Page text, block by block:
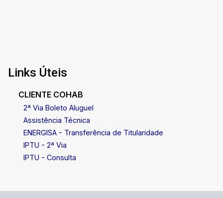
Links Úteis
CLIENTE COHAB
2ª Via Boleto Aluguel
Assistência Técnica
ENERGISA - Transferência de Titularidade
IPTU - 2ª Via
IPTU - Consulta